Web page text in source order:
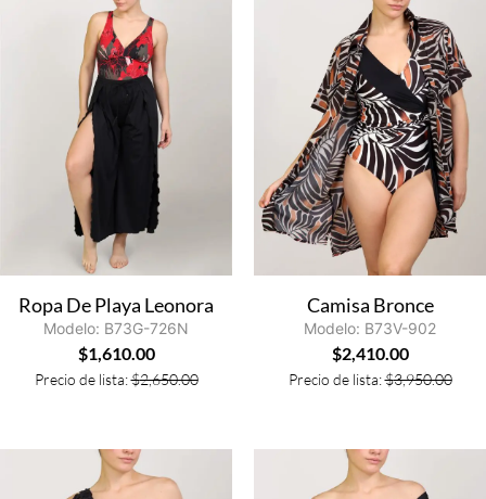
Ropa De Playa Leonora
Modelo: B73G-726N
$1,610.00
Precio de lista:$2,650.00
Camisa Bronce
Modelo: B73V-902
$2,410.00
Precio de lista:$3,950.00